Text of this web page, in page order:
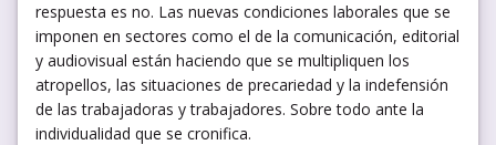
respuesta es no. Las nuevas condiciones laborales que se
imponen en sectores como el de la comunicación, editorial
y audiovisual están haciendo que se multipliquen los
atropellos, las situaciones de precariedad y la indefensión
de las trabajadoras y trabajadores. Sobre todo ante la
individualidad que se cronifica.